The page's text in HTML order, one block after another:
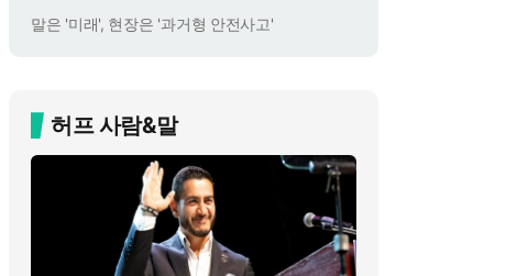
말은 '미래', 현장은 '과거형 안전사고'
허프 사람&말